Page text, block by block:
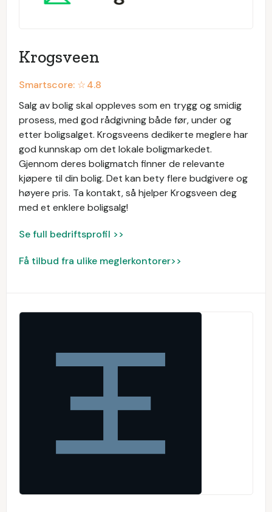
Krogsveen
Smartscore: ☆4.8
Salg av bolig skal oppleves som en trygg og smidig
prosess, med god rådgivning både før, under og
etter boligsalget. Krogsveens dedikerte meglere har
god kunnskap om det lokale boligmarkedet.
Gjennom deres boligmatch finner de relevante
kjøpere til din bolig. Det kan bety flere budgivere og
høyere pris. Ta kontakt, så hjelper Krogsveen deg
med et enklere boligsalg!
Se full bedriftsprofil >>
Få tilbud fra ulike meglerkontorer>>